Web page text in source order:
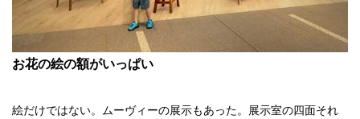
お花の絵の額がいっぱい
絵だけではない。ムーヴィーの展示もあった。展示室の四面それ